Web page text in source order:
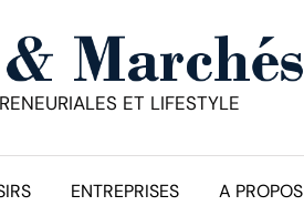
ET LIFESTYLE
ENTREPRISES A PROPOS